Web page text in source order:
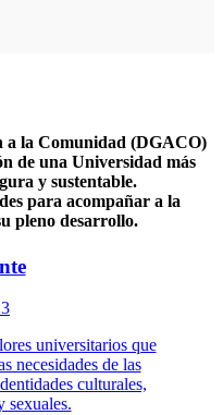
a la Comunidad (DGACO)
de una Universidad más
y sustentable.
para acompañar a la
pleno desarrollo.
universitarios que
necesidades de las
culturales,
sexuales.